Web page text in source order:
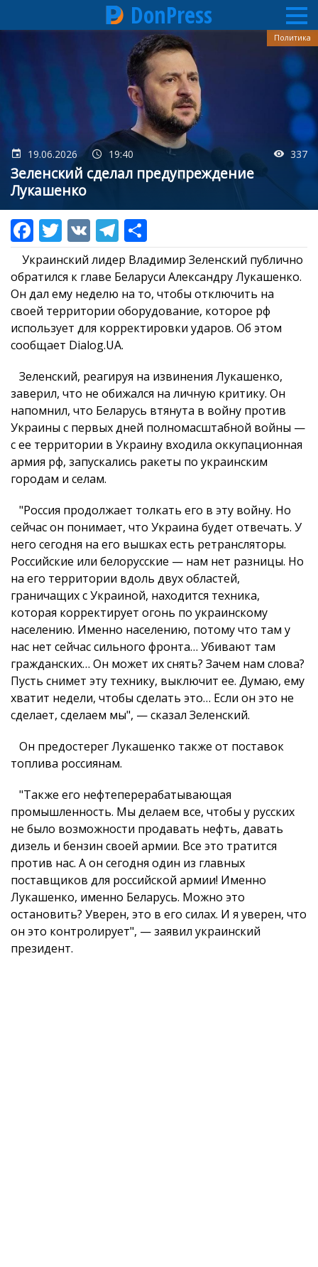
DonPress
19.06.2026 19:40 337
Зеленский сделал предупреждение
Лукашенко
Политика
Украинский лидер Владимир Зеленский публично
обратился к главе Беларуси Александру Лукашенко.
Он дал ему неделю на то, чтобы отключить на
своей территории оборудование, которое рф
использует для корректировки ударов. Об этом
сообщает Dialog.UA.
Зеленский, реагируя на извинения Лукашенко,
заверил, что не обижался на личную критику. Он
напомнил, что Беларусь втянута в войну против
Украины с первых дней полномасштабной войны —
с ее территории в Украину входила оккупационная
армия рф, запускались ракеты по украинским
городам и селам.
"Россия продолжает толкать его в эту войну. Но
сейчас он понимает, что Украина будет отвечать. У
него сегодня на его вышках есть ретрансляторы.
Российские или белорусские — нам нет разницы. Но
на его территории вдоль двух областей,
граничащих с Украиной, находится техника,
которая корректирует огонь по украинскому
населению. Именно населению, потому что там у
нас нет сейчас сильного фронта… Убивают там
гражданских… Он может их снять? Зачем нам слова?
Пусть снимет эту технику, выключит ее. Думаю, ему
хватит недели, чтобы сделать это… Если он это не
сделает, сделаем мы", — сказал Зеленский.
Он предостерег Лукашенко также от поставок
топлива россиянам.
"Также его нефтеперерабатывающая
промышленность. Мы делаем все, чтобы у русских
не было возможности продавать нефть, давать
дизель и бензин своей армии. Все это тратится
против нас. А он сегодня один из главных
поставщиков для российской армии! Именно
Лукашенко, именно Беларусь. Можно это
остановить? Уверен, это в его силах. И я уверен, что
он это контролирует", — заявил украинский
президент.